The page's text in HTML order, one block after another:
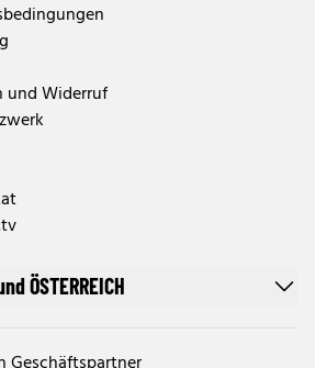
und Widerruf
ÖSTERREICH